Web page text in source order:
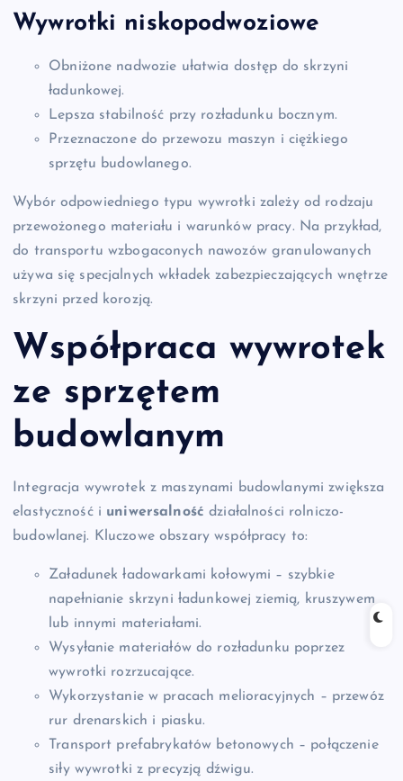
Wywrotki niskopodwoziowe
Obniżone nadwozie ułatwia dostęp do skrzyni
ładunkowej.
Lepsza stabilność przy rozładunku bocznym.
Przeznaczone do przewozu maszyn i ciężkiego
sprzętu budowlanego.
Wybór odpowiedniego typu wywrotki zależy od rodzaju
przewożonego materiału i warunków pracy. Na przykład,
do transportu wzbogaconych nawozów granulowanych
używa się specjalnych wkładek zabezpieczających wnętrze
skrzyni przed korozją.
Współpraca wywrotek
ze sprzętem
budowlanym
Integracja wywrotek z maszynami budowlanymi zwiększa
elastyczność i uniwersalność działalności rolniczo-
budowlanej. Kluczowe obszary współpracy to:
Załadunek ładowarkami kołowymi – szybkie
napełnianie skrzyni ładunkowej ziemią, kruszywem
lub innymi materiałami.
Wysyłanie materiałów do rozładunku poprzez
wywrotki rozrzucające.
Wykorzystanie w pracach melioracyjnych – przewóz
rur drenarskich i piasku.
Transport prefabrykatów betonowych – połączenie
siły wywrotki z precyzją dźwigu.